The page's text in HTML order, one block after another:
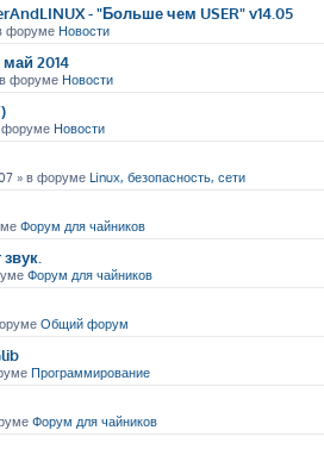
- "Больше чем USER" v14.05
форуме Новости
2014
форуме Новости
форуме Новости
» в форуме Linux, безопасность, сети
Форум для чайников
Форум для чайников
Общий форум
Программирование
Форум для чайников